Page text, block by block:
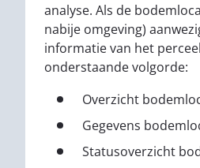
analyse. Als de
nabije omgeving)
informatie van het
onderstaande volgorde:
Overzicht
Gegevens
Statusoverzicht